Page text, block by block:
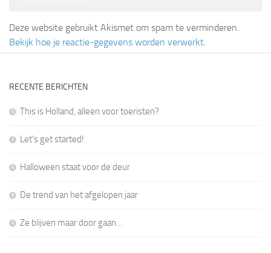
Deze website gebruikt Akismet om spam te verminderen.
Bekijk hoe je reactie-gegevens worden verwerkt
RECENTE BERICHTEN
This is Holland, alleen voor toeristen?
Let’s get started!
Halloween staat voor de deur
De trend van het afgelopen jaar
Ze blijven maar door gaan…